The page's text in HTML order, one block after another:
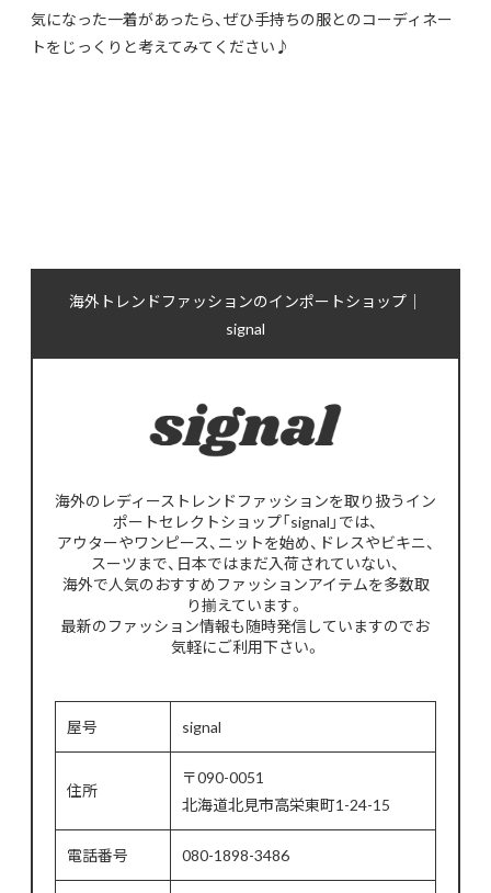
気になった一着があったら、ぜひ手持ちの服とのコーディネー
トをじっくりと考えてみてください♪
海外トレンドファッションのインポートショップ｜
signal
海外のレディーストレンドファッションを取り扱うイン
ポートセレクトショップ「signal」では、
アウターやワンピース、ニットを始め、ドレスやビキニ、
スーツまで、日本ではまだ入荷されていない、
海外で人気のおすすめファッションアイテムを多数取
り揃えています。
最新のファッション情報も随時発信していますのでお
気軽にご利用下さい。
屋号 signal
住所
〒090-0051
北海道北見市高栄東町1-24-15
電話番号 080-1898-3486